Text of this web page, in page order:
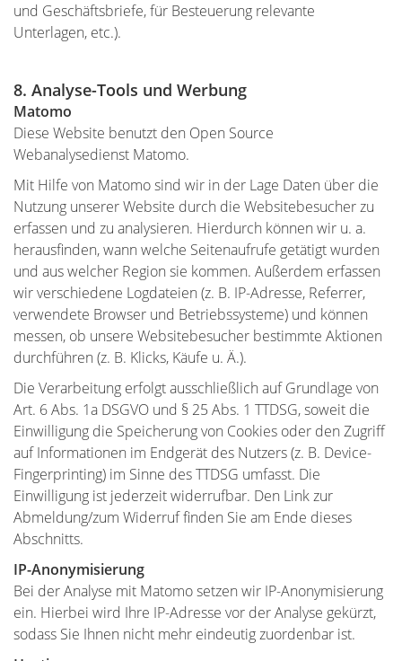
und Geschäftsbriefe, für Besteuerung relevante
Unterlagen, etc.).
8. Analyse-Tools und Werbung
Matomo
Diese Website benutzt den Open Source
Webanalysedienst Matomo.
Mit Hilfe von Matomo sind wir in der Lage Daten über die
Nutzung unserer Website durch die Websitebesucher zu
erfassen und zu analysieren. Hierdurch können wir u. a.
herausfinden, wann welche Seitenaufrufe getätigt wurden
und aus welcher Region sie kommen. Außerdem erfassen
wir verschiedene Logdateien (z. B. IP-Adresse, Referrer,
verwendete Browser und Betriebssysteme) und können
messen, ob unsere Websitebesucher bestimmte Aktionen
durchführen (z. B. Klicks, Käufe u. Ä.).
Die Verarbeitung erfolgt ausschließlich auf Grundlage von
Art. 6 Abs. 1a DSGVO und § 25 Abs. 1 TTDSG, soweit die
Einwilligung die Speicherung von Cookies oder den Zugriff
auf Informationen im Endgerät des Nutzers (z. B. Device-
Fingerprinting) im Sinne des TTDSG umfasst. Die
Einwilligung ist jederzeit widerrufbar. Den Link zur
Abmeldung/zum Widerruf finden Sie am Ende dieses
Abschnitts.
IP-Anonymisierung
Bei der Analyse mit Matomo setzen wir IP-Anonymisierung
ein. Hierbei wird Ihre IP-Adresse vor der Analyse gekürzt,
sodass Sie Ihnen nicht mehr eindeutig zuordenbar ist.